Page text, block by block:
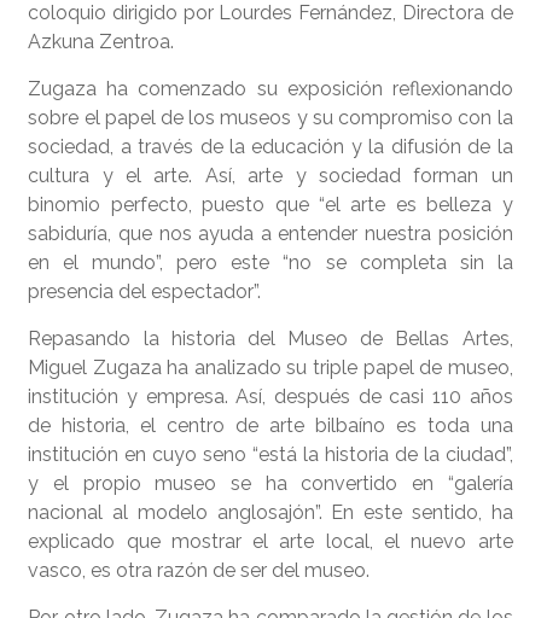
coloquio dirigido por Lourdes Fernández, Directora de
Azkuna Zentroa.
Zugaza ha comenzado su exposición reflexionando
sobre el papel de los museos y su compromiso con la
sociedad, a través de la educación y la difusión de la
cultura y el arte. Así, arte y sociedad forman un
binomio perfecto, puesto que “el arte es belleza y
sabiduría, que nos ayuda a entender nuestra posición
en el mundo”, pero este “no se completa sin la
presencia del espectador”.
Repasando la historia del Museo de Bellas Artes,
Miguel Zugaza ha analizado su triple papel de museo,
institución y empresa. Así, después de casi 110 años
de historia, el centro de arte bilbaíno es toda una
institución en cuyo seno “está la historia de la ciudad”,
y el propio museo se ha convertido en “galería
nacional al modelo anglosajón”. En este sentido, ha
explicado que mostrar el arte local, el nuevo arte
vasco, es otra razón de ser del museo.